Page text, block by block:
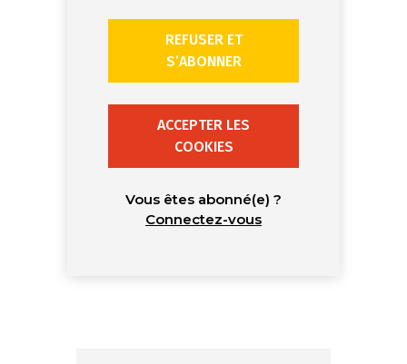
REFUSER ET
S’ABONNER
ACCEPTER LES
COOKIES
Vous êtes abonné(e) ?
Connectez-vous